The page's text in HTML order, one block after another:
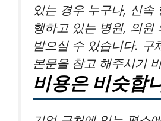
있는 경우 누구나, 신속
행하고 있는 병원, 의원
받으실 수 있습니다. 구
본문을 참고 해주시기
비용은 비슷합